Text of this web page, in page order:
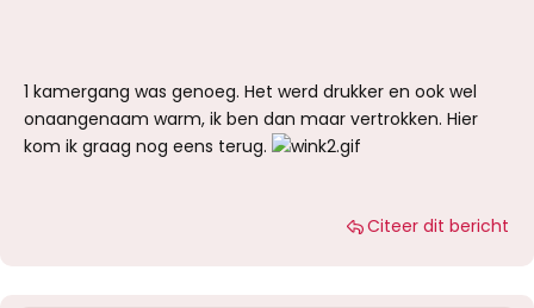
1 kamergang was genoeg. Het werd drukker en ook wel
onaangenaam warm, ik ben dan maar vertrokken. Hier
kom ik graag nog eens terug.
Citeer dit bericht